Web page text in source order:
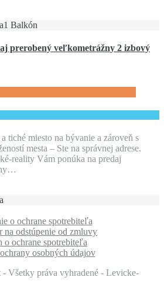
1 Balkón
prerobený veľkometrážny 2 izbový
tiché miesto na bývanie a zároveň s
mesta – Ste na správnej adrese.
reality Vám ponúka na predaj
o ochrane spotrebiteľa
na odstúpenie od zmluvy
o ochrane spotrebiteľa
osobných údajov
Všetky práva vyhradené - Levicke-